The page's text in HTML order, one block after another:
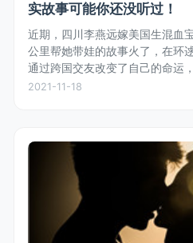
实故事可能你还没听过！
近期，四川李燕远嫁美国生混血
公里帮她带娃的故事火了，在环
通过跨国交友改变了自己的命运
的真实故事。
2021-11-18